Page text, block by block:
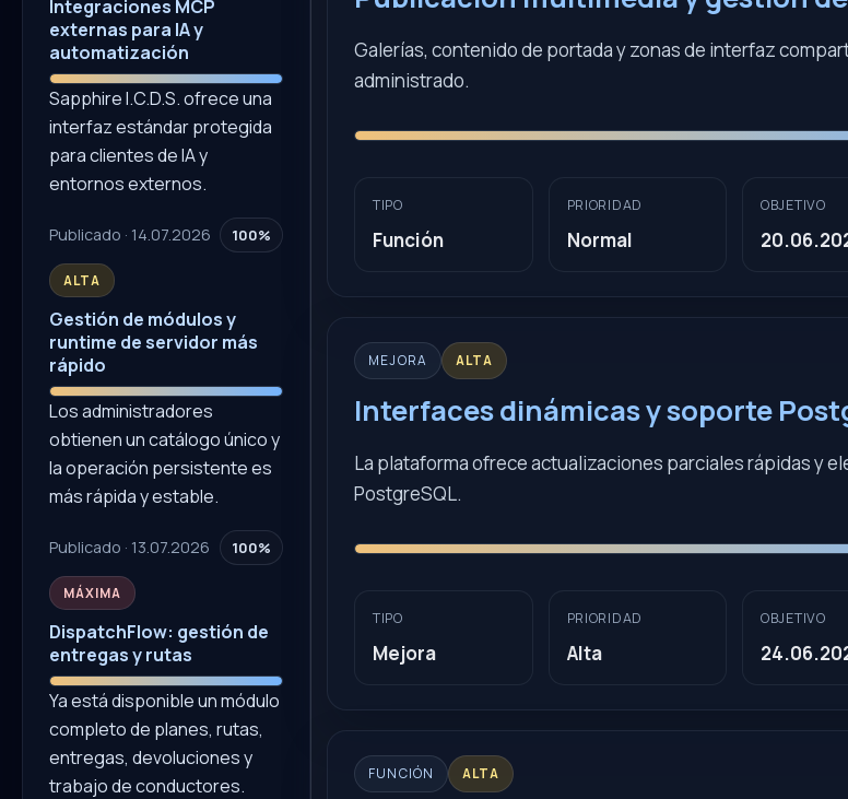
Integraciones MCP
externas para IA y
automatización
Sapphire I.C.D.S. ofrece una
interfaz estándar protegida
para clientes de IA y
entornos externos.
Publicado · 14.07.2026 100%
ALTA
Gestión de módulos y
runtime de servidor más
rápido
Los administradores
obtienen un catálogo único y
la operación persistente es
más rápida y estable.
Publicado · 13.07.2026 100%
MÁXIMA
DispatchFlow: gestión de
entregas y rutas
Ya está disponible un módulo
completo de planes, rutas,
entregas, devoluciones y
trabajo de conductores.
Galerías, contenido de portada y zonas de interfaz
administrado.
TIPO
Función
PRIORIDAD
Normal
OBJETIVO
MEJORA ALTA
Interfaces dinámicas y soporte
La plataforma ofrece actualizaciones parciales rápidas y
PostgreSQL.
TIPO
Mejora
PRIORIDAD
Alta
OBJETIVO
FUNCIÓN ALTA